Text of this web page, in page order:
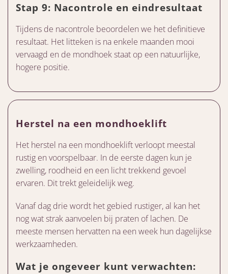
Stap 9: Nacontrole en eindresultaat
Tijdens de nacontrole beoordelen we het definitieve
resultaat. Het litteken is na enkele maanden mooi
vervaagd en de mondhoek staat op een natuurlijke,
hogere positie.
Herstel na een mondhoeklift
Het herstel na een mondhoeklift verloopt meestal
rustig en voorspelbaar. In de eerste dagen kun je
zwelling, roodheid en een licht trekkend gevoel
ervaren. Dit trekt geleidelijk weg.
Vanaf dag drie wordt het gebied rustiger, al kan het
nog wat strak aanvoelen bij praten of lachen. De
meeste mensen hervatten na een week hun dagelijkse
werkzaamheden.
Wat je ongeveer kunt verwachten: